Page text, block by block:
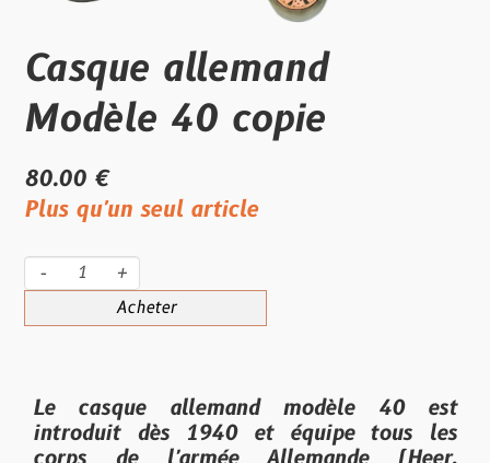
Casque allemand
Modèle 40 copie
80.00 €
Plus qu'un seul article
- +
Acheter
Le casque allemand modèle 40 est
introduit dès 1940 et équipe tous les